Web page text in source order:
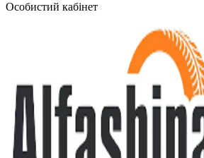
Особистий кабінет